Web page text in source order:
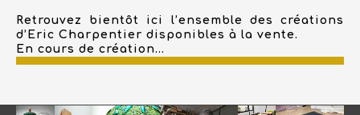
Retrouvez bientôt ici l’ensemble des créations
d’Eric Charpentier disponibles à la vente.
En cours de création...